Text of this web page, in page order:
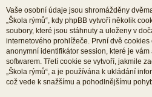
Vaše osobní údaje jsou shromážděny
„Škola rýmů“, kdy phpBB vytvoří několik
soubory, které jsou stáhnuty a uloženy v
internetového prohlížeče. První dvě
anonymní identifikátor session, které je
softwarem. Třetí cookie se vytvoří, jakmile
„Škola rýmů“, a je používána k ukládání
což vede k snažšímu a pohodlnějšímu